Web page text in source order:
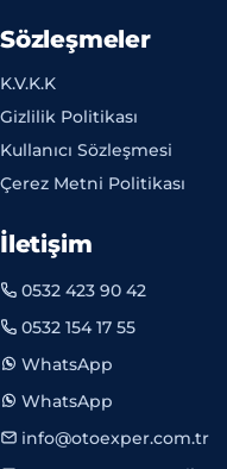
Sözleşmeler
K.V.K.K
Gizlilik Politikası
Kullanıcı Sözleşmesi
Çerez Metni Politikası
İletişim
0532 423 90 42
0532 154 17 55
WhatsApp
WhatsApp
info@otoexper.com.tr